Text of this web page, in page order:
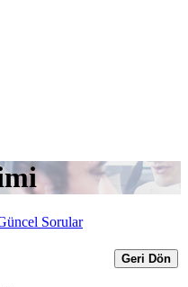
Sorular
Geri Dön